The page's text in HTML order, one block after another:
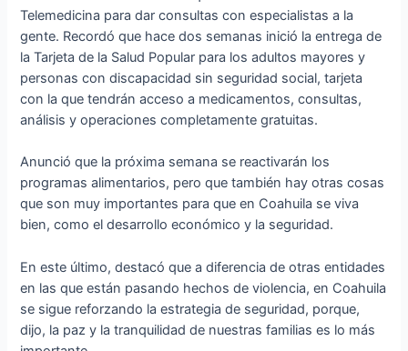
Telemedicina para dar consultas con especialistas a la
gente. Recordó que hace dos semanas inició la entrega de
la Tarjeta de la Salud Popular para los adultos mayores y
personas con discapacidad sin seguridad social, tarjeta
con la que tendrán acceso a medicamentos, consultas,
análisis y operaciones completamente gratuitas.
Anunció que la próxima semana se reactivarán los
programas alimentarios, pero que también hay otras cosas
que son muy importantes para que en Coahuila se viva
bien, como el desarrollo económico y la seguridad.
En este último, destacó que a diferencia de otras entidades
en las que están pasando hechos de violencia, en Coahuila
se sigue reforzando la estrategia de seguridad, porque,
dijo, la paz y la tranquilidad de nuestras familias es lo más